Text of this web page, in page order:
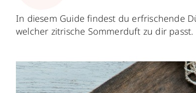
In diesem Guide findest du erfrischende
welcher zitrische Sommerduft zu dir passt.